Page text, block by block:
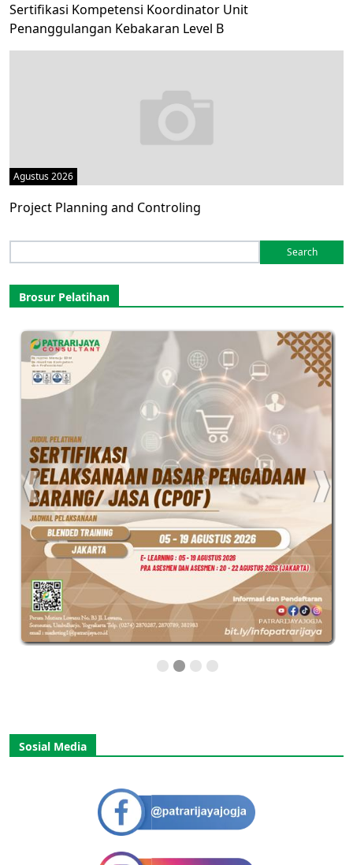
Sertifikasi Kompetensi Koordinator Unit
Penanggulangan Kebakaran Level B
Agustus 2026
Project Planning and Controling
for:
Brosur Pelatihan
Sosial Media